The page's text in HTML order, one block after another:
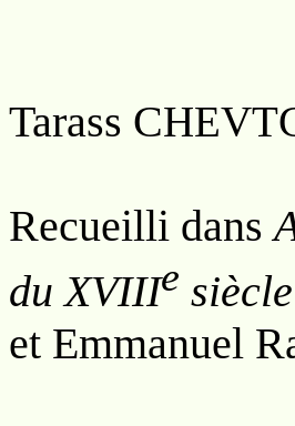
Tarass C
Recueilli dans
du XVIIIe
et Emmanuel